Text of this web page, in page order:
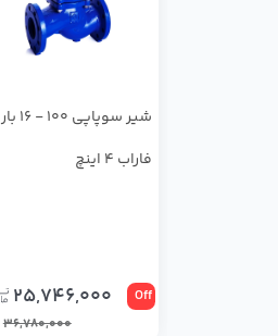
شیر سوپاپی 100 - 16 بار
فاراب 4 اینچ
Off
25,746,000
36,780,000